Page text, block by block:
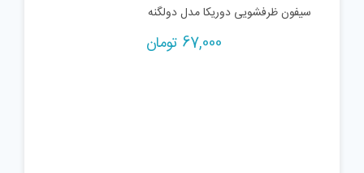
سیفون ظرفشویی دوریکا مدل دولگنه
67,000 تومان